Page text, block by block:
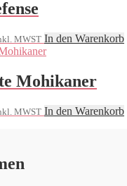
MWST In den Warenkorb
Mohikaner
MWST In den Warenkorb